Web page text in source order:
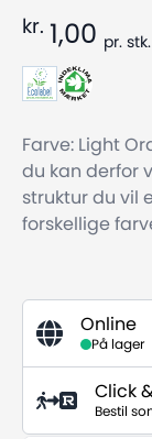
kr. 1,00 pr. stk.
Farve: Light
du kan derfor
struktur du vil
forskellige
Online
På lager
Click
Bestil